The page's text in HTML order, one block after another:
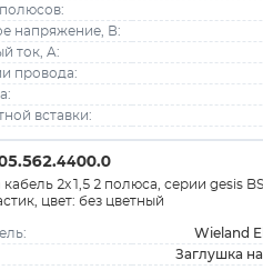
напряжение, В:
ток, A:
провода:
вставки:
2x1,5 2 полюса, серии gesis
цвет: без цветный
Wieland
Заглушка